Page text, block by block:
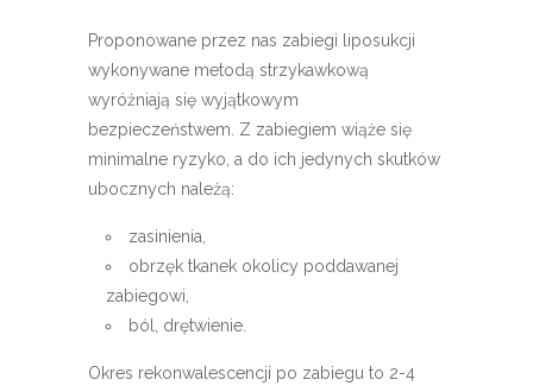
Proponowane przez nas zabiegi liposukcji
wykonywane metodą strzykawkową
wyróżniają się wyjątkowym
bezpieczeństwem. Z zabiegiem wiąże się
minimalne ryzyko, a do ich jedynych skutków
ubocznych należą:
zasinienia,
obrzęk tkanek okolicy poddawanej
zabiegowi,
ból, drętwienie.
Okres rekonwalescencji po zabiegu to 2-4